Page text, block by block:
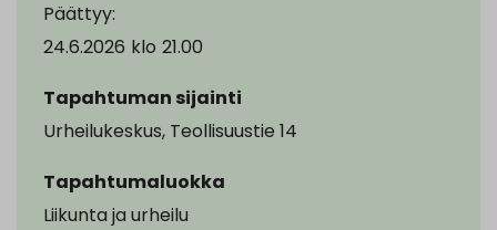
Päättyy:
24.6.2026 klo 21.00
Tapahtuman sijainti
Urheilukeskus, Teollisuustie 14
Tapahtumaluokka
Liikunta ja urheilu